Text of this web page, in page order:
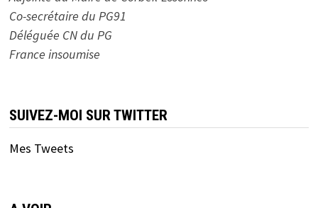
Co-secrétaire du PG91
Déléguée CN du PG
France insoumise
SUIVEZ-MOI SUR TWITTER
Mes Tweets